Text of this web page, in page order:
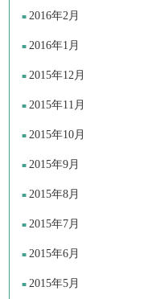
2016年2月
2016年1月
2015年12月
2015年11月
2015年10月
2015年9月
2015年8月
2015年7月
2015年6月
2015年5月